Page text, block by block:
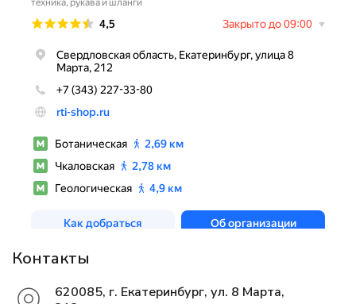
Контакты
620085, г. Екатеринбург, ул. 8 Марта,